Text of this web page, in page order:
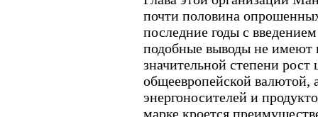
почти половина
последние годы с
подобные выводы не имеют
значительной степени рост
общеевропейской валютой,
энергоносителей и
марке кроется